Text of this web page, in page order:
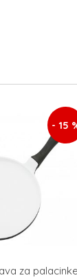
- 15
za palacinke